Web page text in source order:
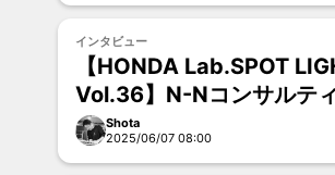
インタビュー
【HONDA Lab.SPOT
Vol.36】N-Nコンサルテ
式会社 代表取締役 南部ノ
さん
Shota
2025/06/07 08:00